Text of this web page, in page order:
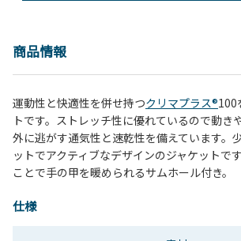
商品情報
運動性と快適性を併せ持つクリマプラス®100
トです。ストレッチ性に優れているので動き
外に逃がす通気性と速乾性を備えています。
ットでアクティブなデザインのジャケットで
ことで手の甲を暖められるサムホール付き。
仕様